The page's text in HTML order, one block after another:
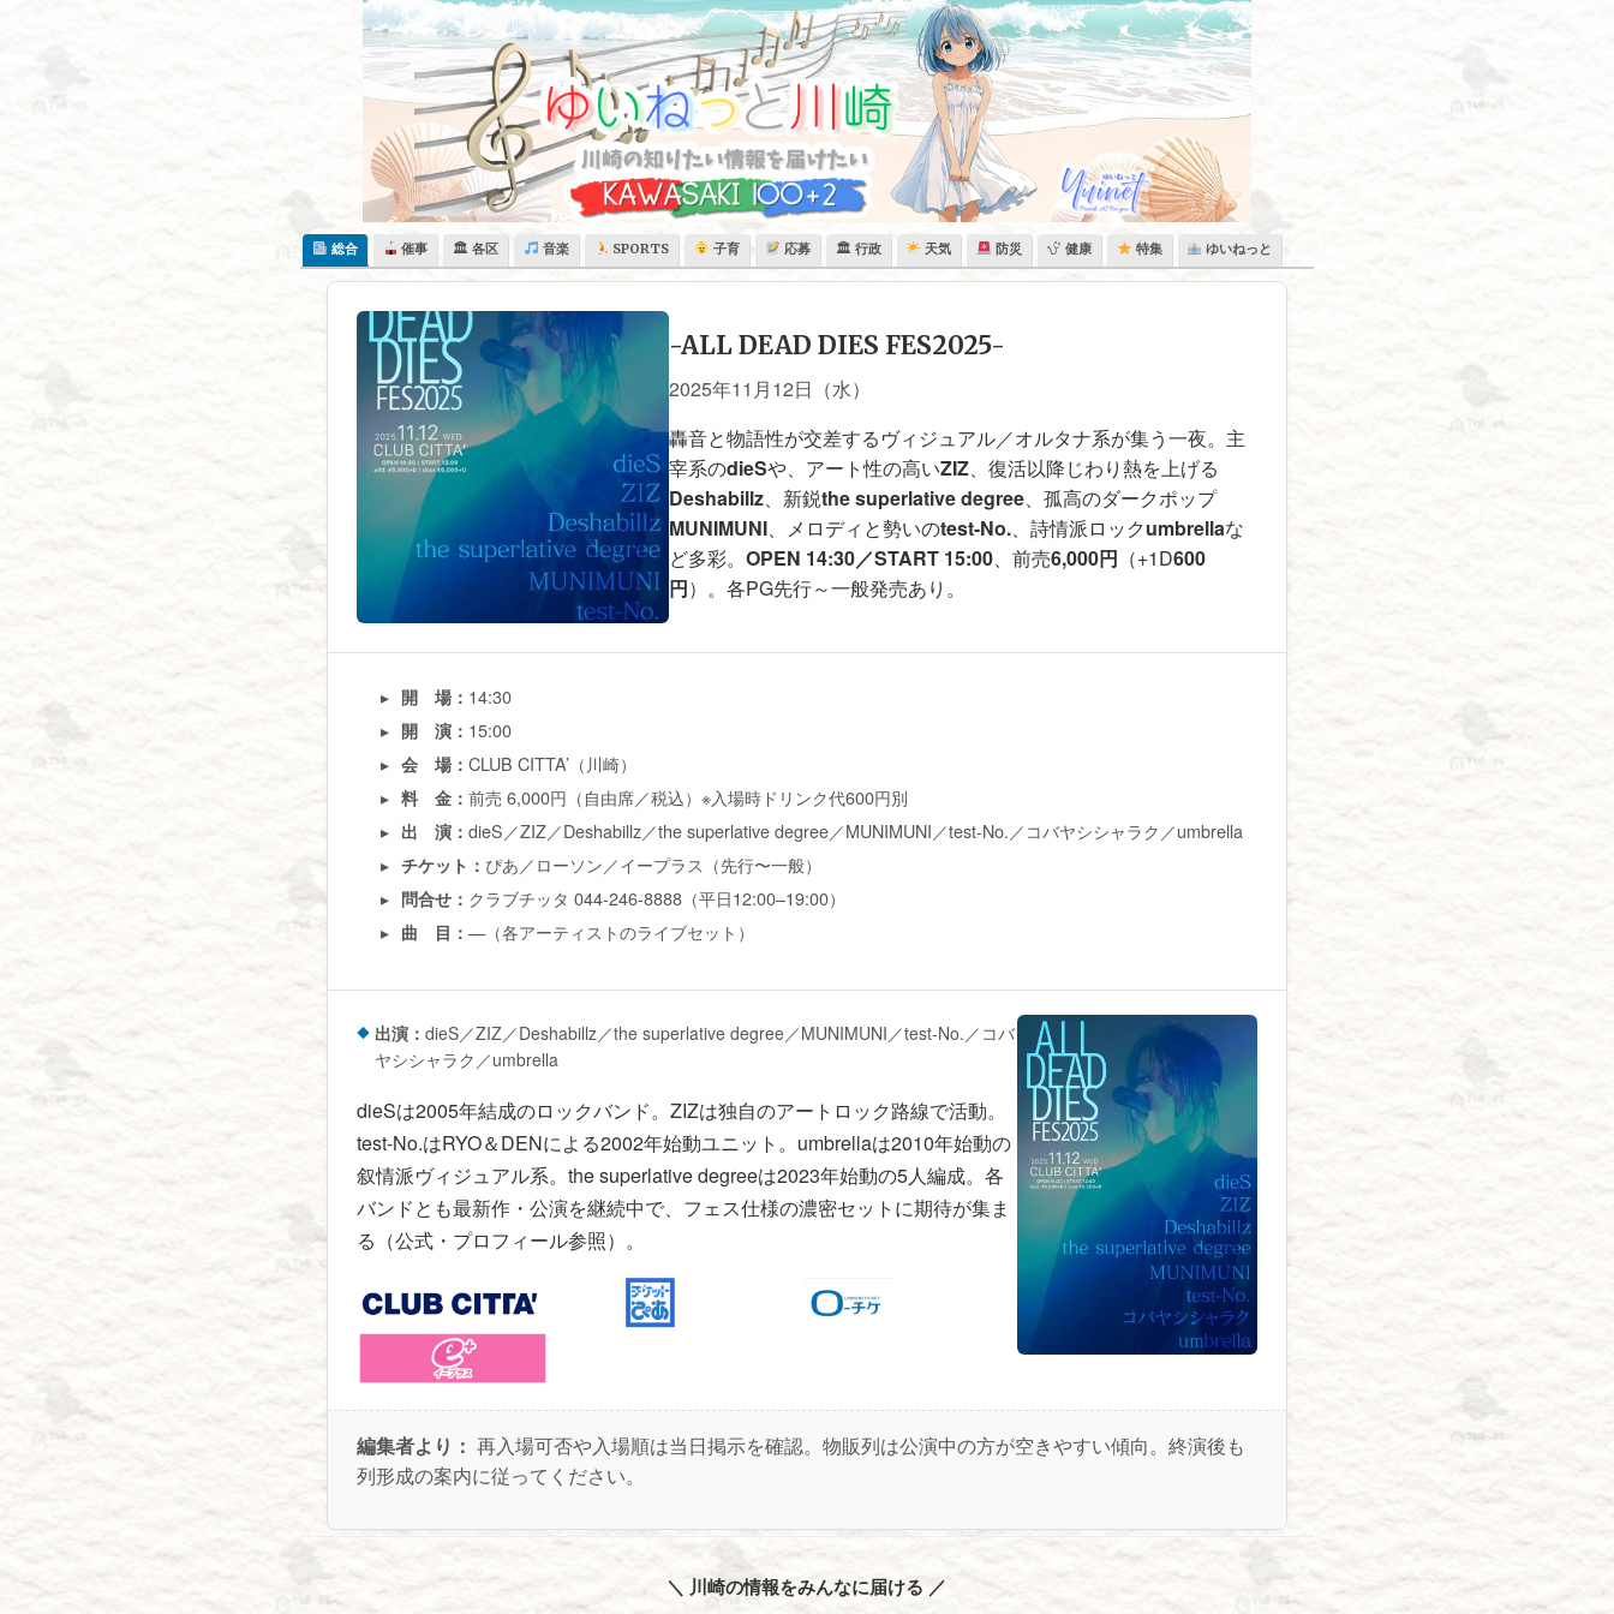
総合 催事 🏛 各区 音楽 SPORTS 子育 応募 🏛 行政 天気 防災 健康 特集 ゆいねっと
-ALL DEAD DIES FES2025-
2025年11月12日（水）
轟音と物語性が交差するヴィジュアル／オルタナ系が集う一夜。主
宰系のdieSや、アート性の高いZIZ、復活以降じわり熱を上げる
Deshabillz、新鋭the superlative degree、孤高のダークポップ
MUNIMUNI、メロディと勢いのtest-No.、詩情派ロックumbrellaな
ど多彩。 OPEN 14:30／START 15:00、前売6,000円 （+1D600
円）。各PG先行～一般発売あり。
開 場： 14:30
開 演： 15:00
会 場：CLUB CITTA’（川崎）
料 金：前売 6,000円（自由席／税込）※入場時ドリンク代600円別
出 演：dieS／ZIZ／Deshabillz／the superlative degree／MUNIMUNI／test-No.／コバヤシシャラク／umbrella
チケット： ぴあ／ローソン／イープラス（先行〜一般）
問合せ： クラブチッタ 044-246-8888（平日12:00–19:00）
曲 目：—（各アーティストのライブセット）
出演：dieS／ZIZ／Deshabillz／the superlative degree／MUNIMUNI／test-No.／コバ
ヤシシャラク／umbrella
dieSは2005年結成のロックバンド。ZIZは独自のアートロック路線で活動。
test-No.はRYO＆DENによる2002年始動ユニット。umbrellaは2010年始動の
叙情派ヴィジュアル系。the superlative degreeは2023年始動の5人編成。各
バンドとも最新作・公演を継続中で、フェス仕様の濃密セットに期待が集ま
る（公式・プロフィール参照）。
編集者より： 再入場可否や入場順は当日掲示を確認。物販列は公演中の方が空きやすい傾向。終演後も
列形成の案内に従ってください。
＼ 川崎の情報をみんなに届ける ／